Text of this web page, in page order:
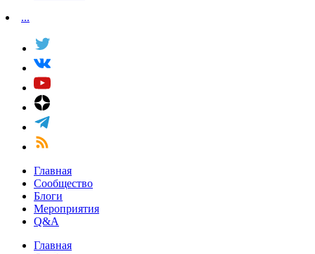
...
Главная
Сообщество
Блоги
Мероприятия
Q&A
Главная